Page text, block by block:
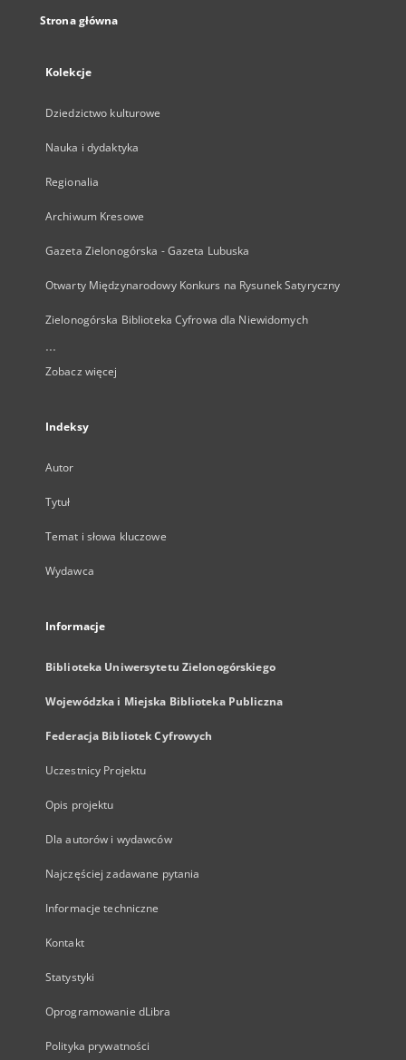
Strona główna
Kolekcje
Dziedzictwo kulturowe
Nauka i dydaktyka
Regionalia
Archiwum Kresowe
Gazeta Zielonogórska - Gazeta Lubuska
Otwarty Międzynarodowy Konkurs na Rysunek Satyryczny
Zielonogórska Biblioteka Cyfrowa dla Niewidomych
...
Zobacz więcej
Indeksy
Autor
Tytuł
Temat i słowa kluczowe
Wydawca
Informacje
Biblioteka Uniwersytetu Zielonogórskiego
Wojewódzka i Miejska Biblioteka Publiczna
Federacja Bibliotek Cyfrowych
Uczestnicy Projektu
Opis projektu
Dla autorów i wydawców
Najczęściej zadawane pytania
Informacje techniczne
Kontakt
Statystyki
Oprogramowanie dLibra
Polityka prywatności